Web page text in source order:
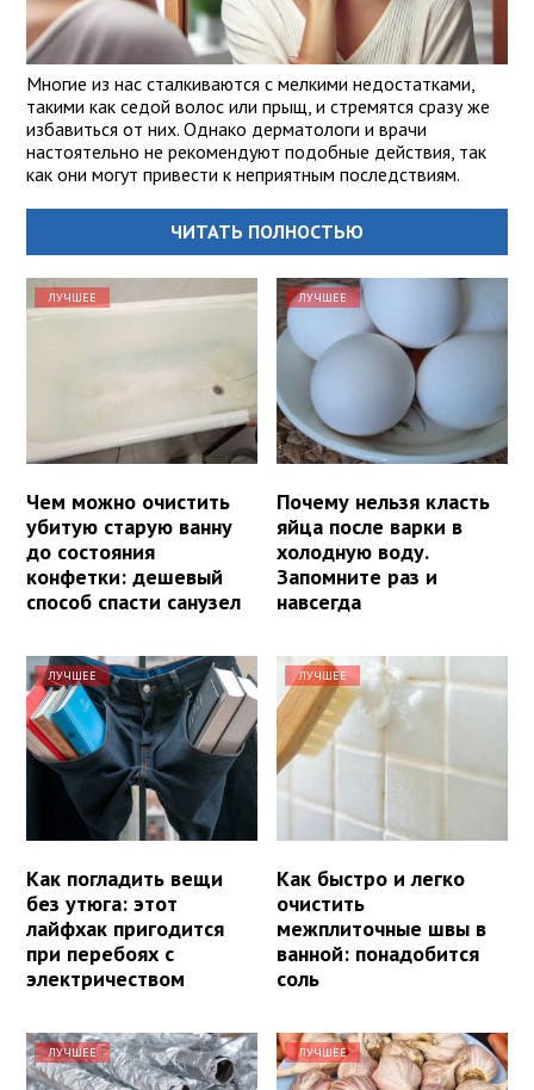
Многие из нас сталкиваются с мелкими недостатками,
такими как седой волос или прыщ, и стремятся сразу же
избавиться от них. Однако дерматологи и врачи
настоятельно не рекомендуют подобные действия, так
как они могут привести к неприятным последствиям.
ЧИТАТЬ ПОЛНОСТЬЮ
ЛУЧШЕЕ
Чем можно очистить
убитую старую ванну
до состояния
конфетки: дешевый
способ спасти санузел
ЛУЧШЕЕ
Почему нельзя класть
яйца после варки в
холодную воду.
Запомните раз и
навсегда
ЛУЧШЕЕ
Как погладить вещи
без утюга: этот
лайфхак пригодится
при перебоях с
электричеством
ЛУЧШЕЕ
Как быстро и легко
очистить
межплиточные швы в
ванной: понадобится
соль
ЛУЧШЕЕ ЛУЧШЕЕ